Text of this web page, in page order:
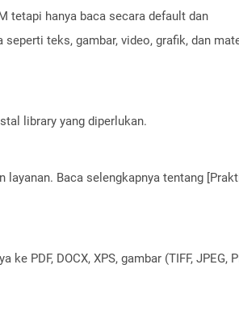
tetapi hanya baca secara default dan
teks, gambar, video, grafik, dan
library yang diperlukan.
layanan. Baca selengkapnya tentang
PDF, DOCX, XPS, gambar (TIFF, JPEG,